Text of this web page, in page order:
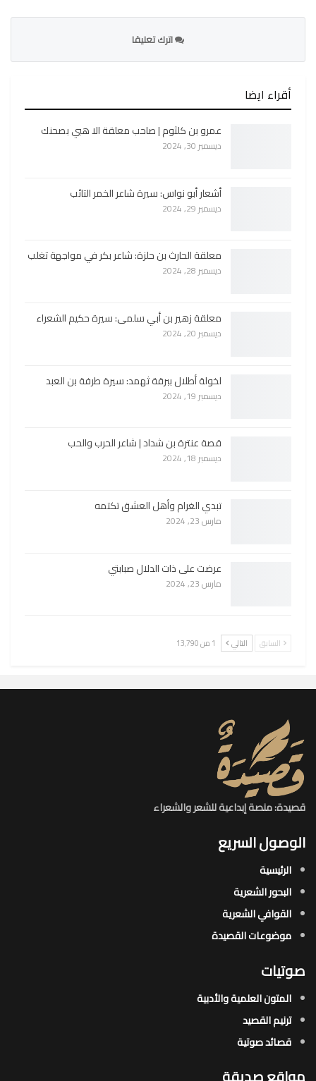
اترك تعليقا
أقراء ايضا
عمرو بن كلثوم | صاحب معلقة الا هبي بصحنك
ديسمبر 30, 2024
أشعار أبو نواس: سيرة شاعر الخمر التائب
ديسمبر 29, 2024
معلقة الحارث بن حلزة: شاعر بكر في مواجهة تغلب
ديسمبر 28, 2024
معلقة زهير بن أبي سلمى: سيرة حكيم الشعراء
ديسمبر 20, 2024
لخولة أطلال ببرقة ثهمد: سيرة طرفة بن العبد
ديسمبر 19, 2024
قصة عنترة بن شداد | شاعر الحرب والحب
ديسمبر 18, 2024
تبدي الغرام وأهل العشق تكتمه
مارس 23, 2024
عرضت على ذات الدلال صبابتي
مارس 23, 2024
السابق التالي 1 من 13٬790
قصيدة: منصة إبداعية للشعر والشعراء
الوصول السريع
الرئيسية
البحور الشعرية​
القوافي الشعرية​
موضوعات القصيدة​
صوتيات
المتون العلمية والأدبية
ترنيم القصيد
قصائد صوتية